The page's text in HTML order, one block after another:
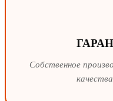
Собственное